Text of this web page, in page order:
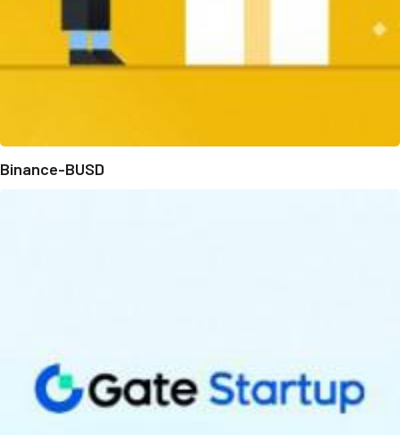
Binance-BUSD